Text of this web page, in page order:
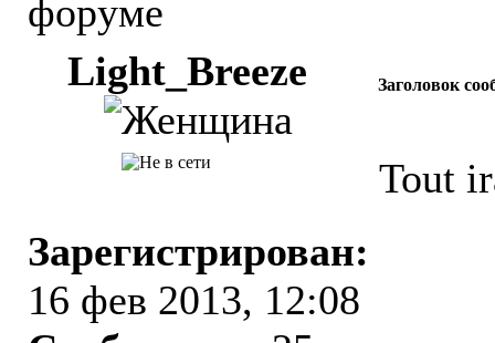
Light_Breeze Заголовок
Зарегистрирован:
16 фев 2013, 12:08
Tout